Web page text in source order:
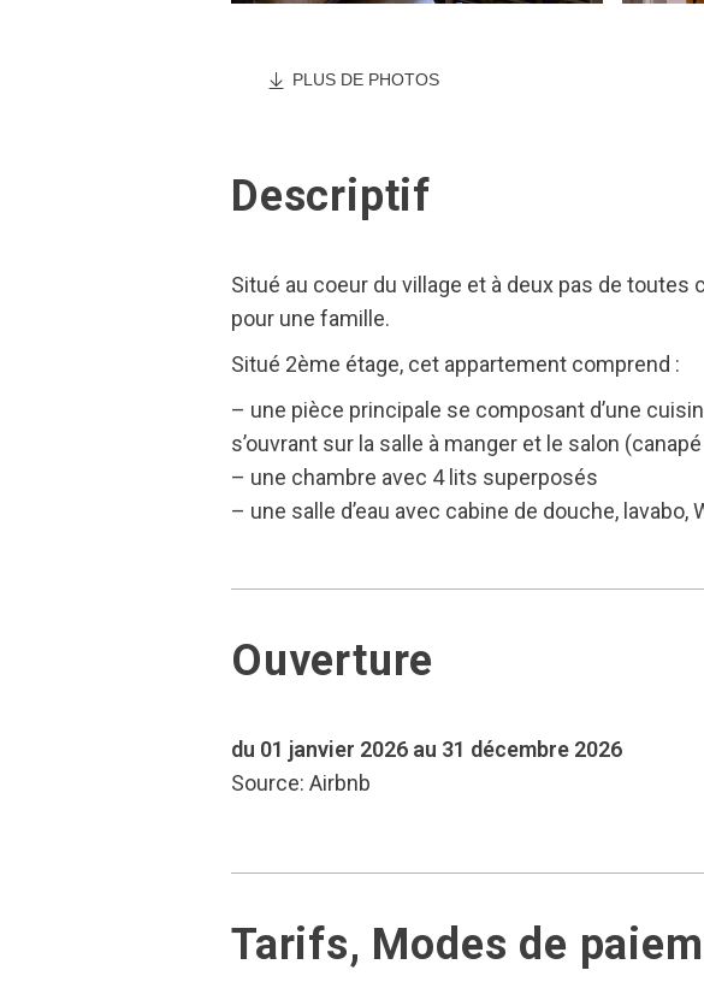
PLUS DE PHOTOS
Descriptif
Situé au coeur du village et à deux pas de
pour une famille.
Situé 2ème étage, cet appartement comprend :
– une pièce principale se composant d’une
s’ouvrant sur la salle à manger et le salon
– une chambre avec 4 lits superposés
– une salle d’eau avec cabine de douche, lavabo,
Ouverture
du 01 janvier 2026 au 31 décembre 2026
Source: Airbnb
Tarifs, Modes de